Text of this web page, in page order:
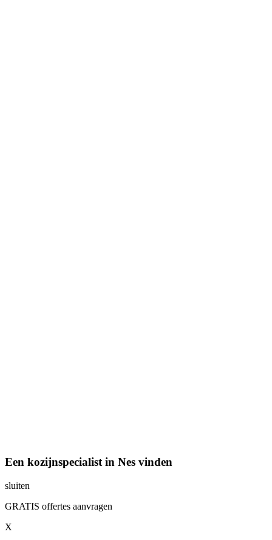
Een kozijnspecialist in Nes vinden
sluiten
GRATIS offertes aanvragen
X